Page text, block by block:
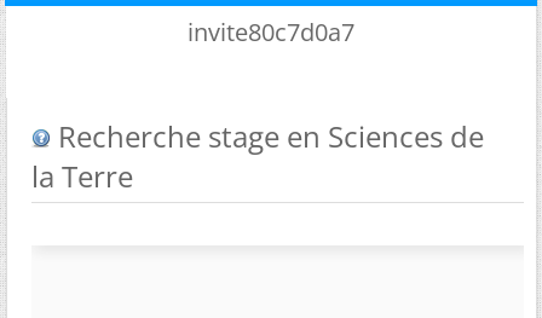
invite80c7d0a7
Recherche stage en Sciences de
la Terre